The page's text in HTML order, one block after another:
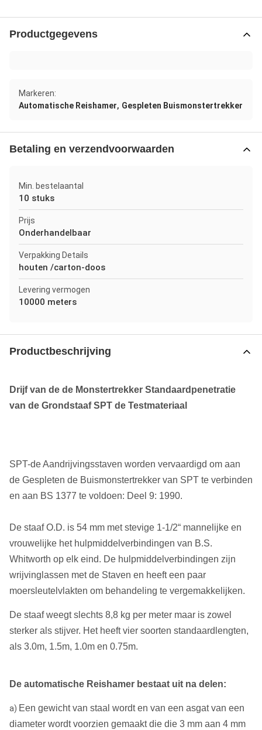
Productgegevens
Markeren:
Automatische Reishamer, Gespleten Buismonstertrekker
Betaling en verzendvoorwaarden
Min. bestelaantal
10 stuks
Prijs
Onderhandelbaar
Verpakking Details
houten /carton-doos
Levering vermogen
10000 meters
Productbeschrijving
Drijf van de de Monstertrekker Standaardpenetratie
van de Grondstaaf SPT de Testmateriaal
SPT-de Aandrijvingsstaven worden vervaardigd om aan
de Gespleten de Buismonstertrekker van SPT te verbinden
en aan BS 1377 te voldoen: Deel 9: 1990.
De staaf O.D. is 54 mm met stevige 1-1/2“ mannelijke en
vrouwelijke het hulpmiddelverbindingen van B.S.
Whitworth op elk eind. De hulpmiddelverbindingen zijn
wrijvinglassen met de Staven en heeft een paar
moersleutelvlakten om behandeling te vergemakkelijken.
De staaf weegt slechts 8,8 kg per meter maar is zowel
sterker als stijver. Het heeft vier soorten standaardlengten,
als 3.0m, 1.5m, 1.0m en 0.75m.
De automatische Reishamer bestaat uit na delen:
a) Een gewicht van staal wordt en van een asgat van een
diameter wordt voorzien gemaakt die die 3 mm aan 4 mm